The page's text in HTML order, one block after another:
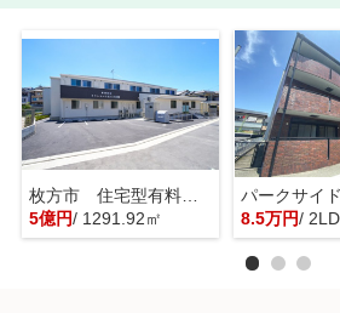
枚方市 住宅型有料老人ホーム 一棟貸し
5億円/ 1291.92㎡
パークサイ
8.5万円/